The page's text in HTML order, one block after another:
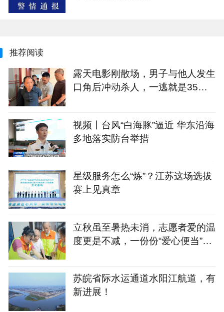
推荐阅读
露天电影刚散场，男子与他人发生
口角后冲动杀人，一逃就是35
视频丨台风“白海豚”逼近 华东沿海
多地落实防台举措
星级服务怎么“炼”？江苏这场选拔
赛上见真章
立秋虽至暑热未消，志愿者爱的温
度更是不减，一份份“爱心便当”暖
苏皖省际水运通道水阳江航道，有
新进展！